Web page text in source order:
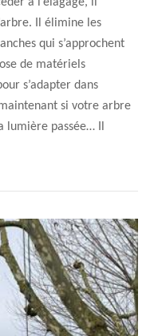
Il élimine les
qui s’approchent
de matériels
s’adapter dans
si votre arbre
lumière passée… Il